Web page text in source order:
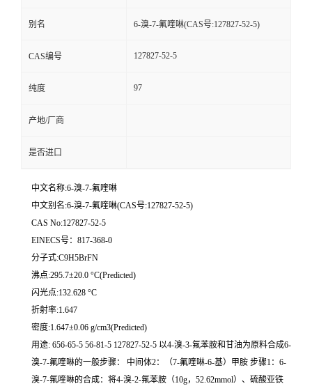
别名 6-溴-7-氟喹啉(CAS号:127827-52-5)
CAS编号 127827-52-5
纯度 97
产地/厂商
是否进口
中文名称:6-溴-7-氟喹啉
中文别名:6-溴-7-氟喹啉(CAS号:127827-52-5)
CAS No:127827-52-5
EINECS号：817-368-0
分子式:C9H5BrFN
沸点:295.7±20.0 °C(Predicted)
闪光点:132.628 °C
折射率:1.647
密度:1.647±0.06 g/cm3(Predicted)
用途: 656-65-5 56-81-5 127827-52-5 以4-溴-3-氟苯胺和甘油为原料合成6-
溴-7-氟喹啉的一般步骤： 中间体2：（7-氟喹啉-6-基）甲胺 步骤1：6-
溴-7-氟喹啉的合成：将4-溴-2-氟苯胺（10g，52.62mmol）、硫酸亚铁